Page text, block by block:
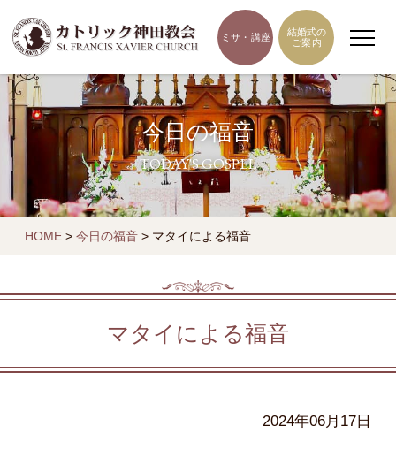
ミサ・講座
結婚式の
ご案内
今日の福音
TODAY'S GOSPEL
HOME > 今日の福音 > マタイによる福音
マタイによる福音
2024年06月17日